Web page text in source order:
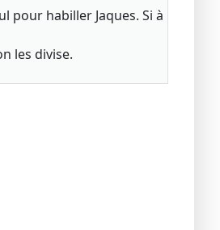
pour habiller Jaques. Si à
les divise.